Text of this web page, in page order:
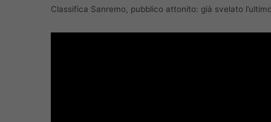
Classifica Sanremo, pubblico attonito: già svelato